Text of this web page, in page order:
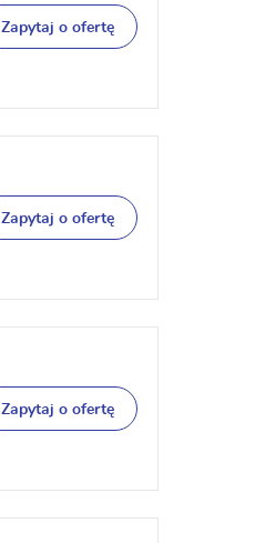
Zapytaj o ofertę
Zapytaj o ofertę
Zapytaj o ofertę